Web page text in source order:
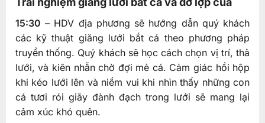
15:30 – HDV địa phương sẽ hướng dẫn quý khách
các kỹ thuật giăng lưới bắt cá theo phương pháp
truyền thống. Quý khách sẽ học cách chọn vị trí, thả
lưới, và kiên nhẫn chờ đợi mẻ cá. Cảm giác hồi hộp
khi kéo lưới lên và niềm vui khi nhìn thấy những con
cá tươi rói giãy đành đạch trong lưới sẽ mang lại
cảm xúc khó quên.